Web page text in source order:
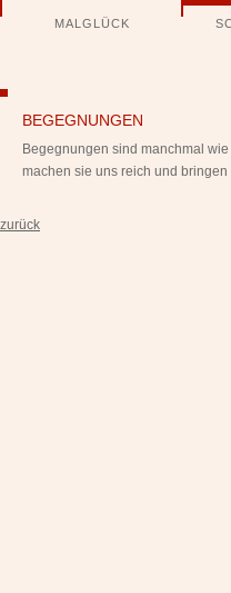
überspringenMALGLÜCK
BEGEGNUNGEN
Begegnungen sind manchmal
machen sie uns reich und
zurück